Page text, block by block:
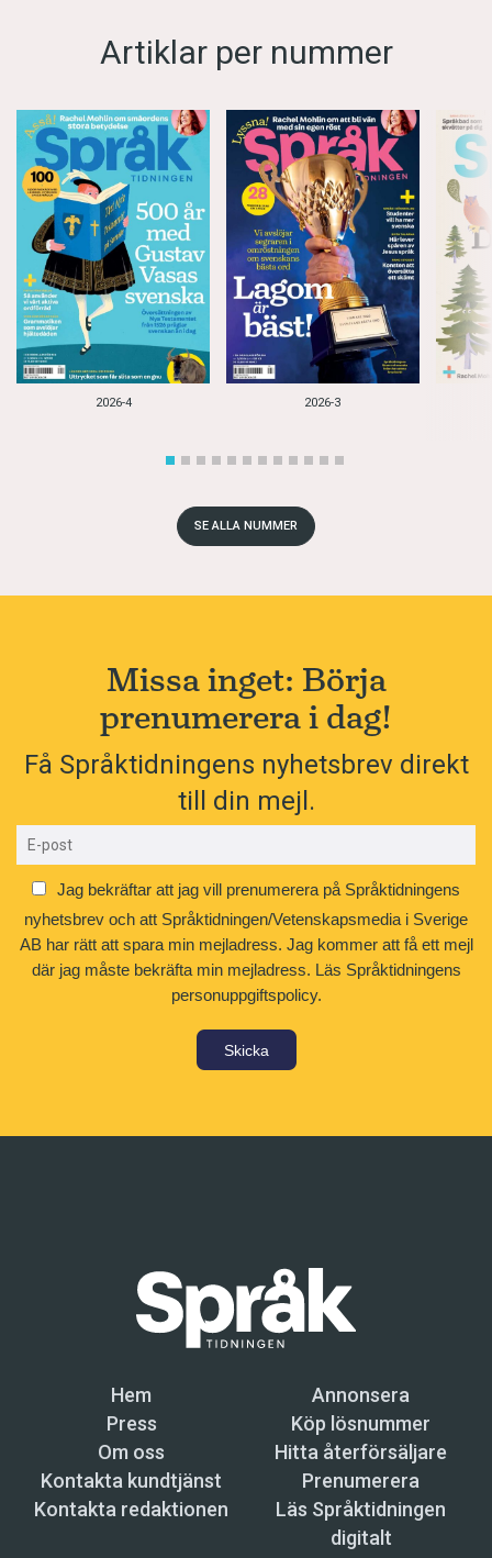
Artiklar per nummer
2026-4 2026-3
SE ALLA NUMMER
Missa inget: Börja
prenumerera i dag!
Få Språktidningens nyhetsbrev direkt
till din mejl.
Jag bekräftar att jag vill prenumerera på Språktidningens
nyhetsbrev och att Språktidningen/Vetenskapsmedia i Sverige
AB har rätt att spara min mejladress. Jag kommer att få ett mejl
där jag måste bekräfta min mejladress. Läs Språktidningens
personuppgiftspolicy.
Skicka
Hem
Annonsera
Press
Köp lösnummer
Om oss
Hitta återförsäljare
Kontakta kundtjänst
Prenumerera
Kontakta redaktionen
Läs Språktidningen
digitalt